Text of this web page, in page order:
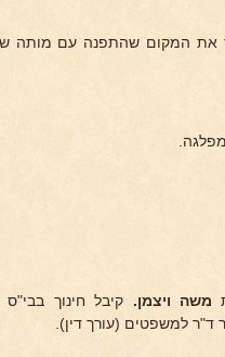
משה ויצמן. קיבל חינוך
ד"ר למשפטים (עורך דין).